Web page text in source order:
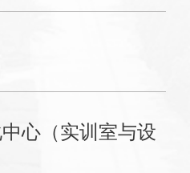
心（实训室与设